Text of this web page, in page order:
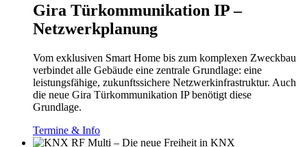
Gira Türkommunikation IP –
Netzwerkplanung
Vom exklusiven Smart Home bis zum komplexen Zweckbau
verbindet alle Gebäude eine zentrale Grundlage: eine
leistungsfähige, zukunftssichere Netzwerkinfrastruktur. Auch
die neue Gira Türkommunikation IP benötigt diese
Grundlage.
Termine & Info